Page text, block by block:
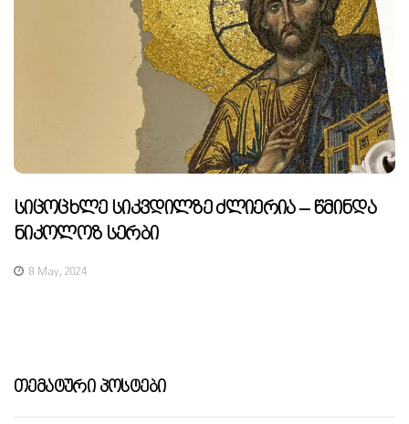
Სიცოცხლე Სიკვდილზე Ძლიერია – Წმინდა
Ნიკოლოზ Სერბი
8 May, 2024
Თემატური Პოსტები